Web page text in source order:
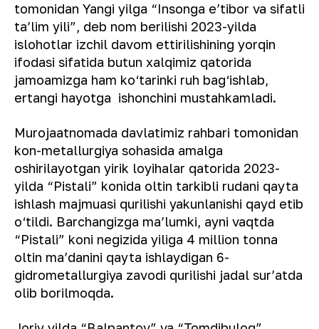
tomonidan Yangi yilga “Insonga eʼtibor va sifatli
taʼlim yili”, deb nom berilishi 2023-yilda
islohotlar izchil davom ettirilishining yorqin
ifodasi sifatida butun xalqimiz qatorida
jamoamizga ham ko‘tarinki ruh bag‘ishlab,
ertangi hayotga ishonchini mustahkamladi.
Murojaatnomada davlatimiz rahbari tomonidan
kon-metallurgiya sohasida amalga
oshirilayotgan yirik loyihalar qatorida 2023-
yilda “Pistali” konida oltin tarkibli rudani qayta
ishlash majmuasi qurilishi yakunlanishi qayd etib
o‘tildi. Barchangizga maʼlumki, ayni vaqtda
“Pistali” koni negizida yiliga 4 million tonna
oltin maʼdanini qayta ishlaydigan 6-
gidrometallurgiya zavodi qurilishi jadal surʼatda
olib borilmoqda.